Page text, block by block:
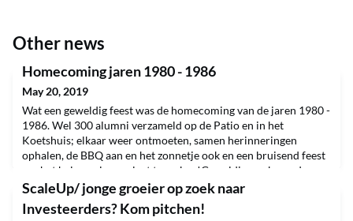
Other news
Homecoming jaren 1980 - 1986
May 20, 2019
Wat een geweldig feest was de homecoming van de jaren 1980 -
1986. Wel 300 alumni verzameld op de Patio en in het
Koetshuis; elkaar weer ontmoeten, samen herinneringen
ophalen, de BBQ aan en het zonnetje ook en een bruisend feest
om het helemaal compleet te maken!Geweldig werk van de
jaarvertegenwoordigers!Op de foto de jaargang 1982, rest
ScaleUp/ jonge groeier op zoek naar
Investeerders? Kom pitchen!